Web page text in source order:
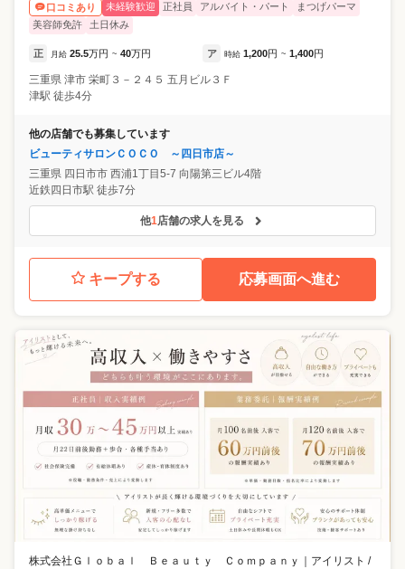
口コミあり
未経験歓迎 正社員 アルバイト・パート
まつげパーマ
美容師免許
土日休み
正 月給 25.5万円 ~ 40万円 ア 時給 1,200円 ~ 1,400円
三重県 津市 栄町３－２４５ 五月ビル３Ｆ
津駅 徒歩4分
他の店舗でも募集しています
ビューティサロンＣＯＣＯ ～四日市店～
三重県 四日市市 西浦1丁目5-7 向陽第三ビル4階
近鉄四日市駅 徒歩7分
他1店舗の求人を見る
キープする 応募画面へ進む
株式会社Ｇｌｏｂａｌ Ｂｅａｕｔｙ Ｃｏｍｐａｎｙ
アイリスト /